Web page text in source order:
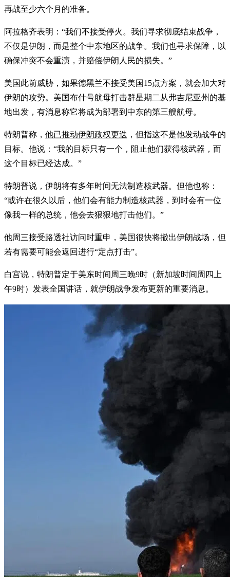
再战至少六个月的准备。
阿拉格齐表明：“我们不接受停火。我们寻求彻底结束战争，
不仅是伊朗，而是整个中东地区的战争。我们也寻求保障，以
确保冲突不会重演，并赔偿伊朗人民的损失。”
美国此前威胁，如果德黑兰不接受美国15点方案，就会加大对
伊朗的攻势。美国布什号航母打击群星期二从弗吉尼亚州的基
地出发，有消息称它将成为部署到中东的第三艘航母。
特朗普称， 他已推动伊朗政权更迭 ，但指这不是他发动战争的
目标。他说：“我的目标只有一个，阻止他们获得核武器，而
这个目标已经达成。”
特朗普说，伊朗将有多年时间无法制造核武器。但他也称：
“或许在很久以后，他们会有能力制造核武器，到时会有一位
像我一样的总统，他会去狠狠地打击他们。”
他周三接受路透社访问时重申，美国很快将撤出伊朗战场，但
若有需要可能会返回进行“定点打击”。
白宫说，特朗普定于美东时间周三晚9时（新加坡时间周四上
午9时）发表全国讲话，就伊朗战争发布更新的重要消息。